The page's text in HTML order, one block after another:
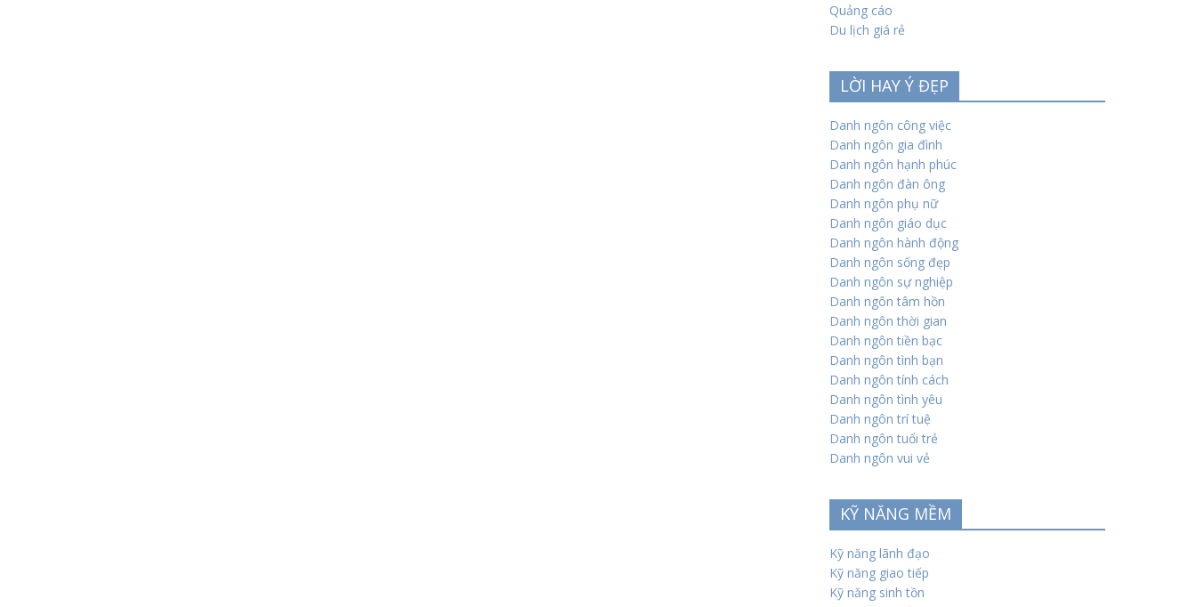
Quảng cáo
Du lịch giá rẻ
LỜI HAY Ý ĐẸP
Danh ngôn công việc
Danh ngôn gia đình
Danh ngôn hạnh phúc
Danh ngôn đàn ông
Danh ngôn phụ nữ
Danh ngôn giáo dục
Danh ngôn hành động
Danh ngôn sống đẹp
Danh ngôn sự nghiệp
Danh ngôn tâm hồn
Danh ngôn thời gian
Danh ngôn tiền bạc
Danh ngôn tình bạn
Danh ngôn tính cách
Danh ngôn tình yêu
Danh ngôn trí tuệ
Danh ngôn tuổi trẻ
Danh ngôn vui vẻ
KỸ NĂNG MỀM
Kỹ năng lãnh đạo
Kỹ năng giao tiếp
Kỹ năng sinh tồn